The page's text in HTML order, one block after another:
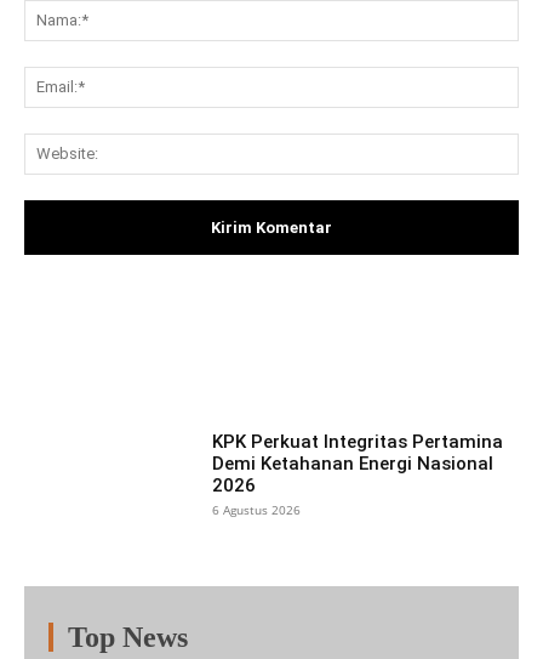
KPK Perkuat Integritas Pertamina
Demi Ketahanan Energi Nasional
2026
6 Agustus 2026
Top News